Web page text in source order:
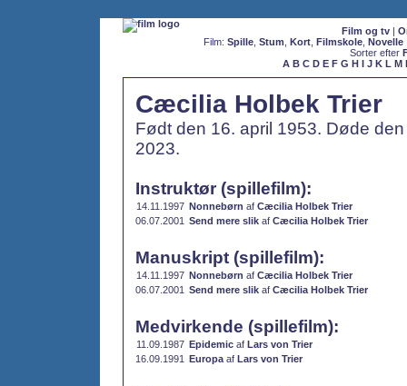
Film og tv|
Film: Spille, Stum Kort, Filmskole, Novelle
Sorter efter
A B C D E F G H I J K L M
Cæcilia Holbek Trier
Født den 16. april 1953. Døde
2023.
Instruktør (spillefilm):
14.11.1997 Nonnebørn af Cæcilia Holbek Trier
06.07.2001 Send mere slik af Cæcilia Holbek Trier
Manuskript (spillefilm):
14.11.1997 Nonnebørn af Cæcilia Holbek Trier
06.07.2001 Send mere slik af Cæcilia Holbek Trier
Medvirkende (spillefilm):
11.09.1987 Epidemic af Lars von Trier
16.09.1991 Europa af Lars von Trier